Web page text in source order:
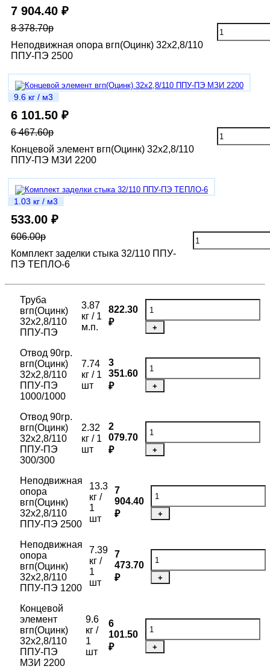
7 904.40 ₽
8 378.70р
Неподвижная опора вгп(Оцинк) 32х2,8/110
ППУ-ПЭ 2500
9.6 кг / м3
6 101.50 ₽
6 467.60р
Концевой элемент вгп(Оцинк) 32х2,8/110
ППУ-ПЭ МЗИ 2200
1.03 кг / м3
533.00 ₽
606.00р
Комплект заделки стыка 32/110 ППУ-
ПЭ ТЕПЛО-6
Труба
вгп(Оцинк)
32х2,8/110
ППУ-ПЭ
3.87
кг / 1
м.п.
822.30
₽
+
Отвод 90гр.
вгп(Оцинк)
32х2,8/110
ППУ-ПЭ
1000/1000
7.74
кг / 1
шт
3
351.60
₽
+
Отвод 90гр.
вгп(Оцинк)
32х2,8/110
ППУ-ПЭ
300/300
2.32
кг / 1
шт
2
079.70
₽
+
Неподвижная
опора
вгп(Оцинк)
32х2,8/110
ППУ-ПЭ 2500
13.3
кг /
1
шт
7
904.40
₽
+
Неподвижная
опора
вгп(Оцинк)
32х2,8/110
ППУ-ПЭ 1200
7.39
кг /
1
шт
7
473.70
₽
+
Концевой
элемент
вгп(Оцинк)
32х2,8/110
ППУ-ПЭ
МЗИ 2200
9.6
кг /
1
шт
6
101.50
₽
+